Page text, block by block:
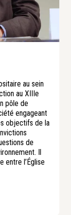
au sein
au XIIIe
pôle de
engageant
objectifs de la
de
Il
entre l’Église